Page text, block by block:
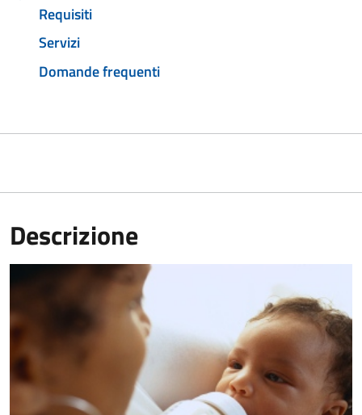
Requisiti
Servizi
Domande frequenti
Descrizione